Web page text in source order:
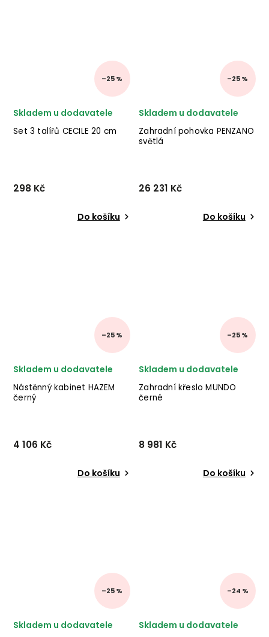
–25 %
Set 3 talířů CECILE 20 cm
Skladem u dodavatele
298 Kč
Do košíku
–25 %
Zahradní pohovka PENZANO
světlá
Skladem u dodavatele
26 231 Kč
Do košíku
–25 %
Nástěnný kabinet HAZEM
černý
Skladem u dodavatele
4 106 Kč
Do košíku
–25 %
Zahradní křeslo MUNDO
černé
Skladem u dodavatele
8 981 Kč
Do košíku
–25 %
Skladem u dodavatele
–24 %
Skladem u dodavatele